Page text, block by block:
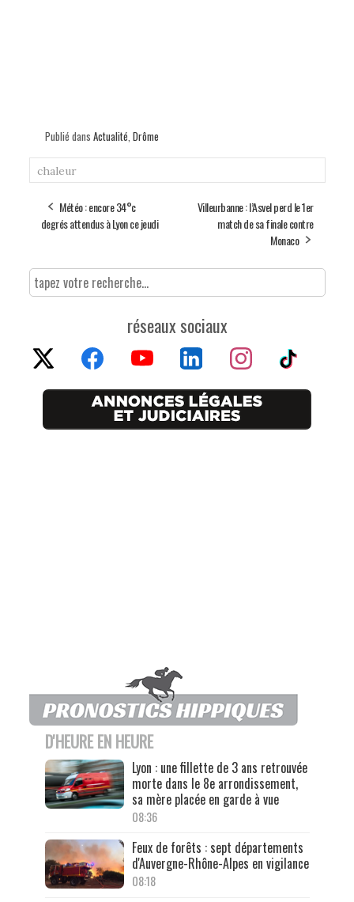
Publié dans Actualité Drôme
chaleur
Météo : encore 34°c
degrés attendus à Lyon ce jeudi
Villeurbanne : l’Asvel perd le 1er
match de sa finale contre
Monaco
réseaux sociaux
D'HEURE EN HEURE
Lyon : une fillette de 3 ans retrouvée
morte dans le 8e arrondissement,
sa mère placée en garde à vue
08:36
Feux de forêts : sept départements
d'Auvergne-Rhône-Alpes en vigilance
08:18